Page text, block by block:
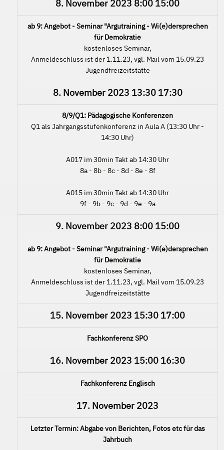
8. November 2023 8:00 15:00
ab 9: Angebot - Seminar "Argutraining - Wi(e)dersprechen
für Demokratie
kostenloses Seminar,
Anmeldeschluss ist der 1.11.23, vgl. Mail vom 15.09.23
Jugendfreizeitstätte
8. November 2023 13:30 17:30
8/9/Q1: Pädagogische Konferenzen
Q1 als Jahrgangsstufenkonferenz in Aula A (13:30 Uhr -
14:30 Uhr)
A017 im 30min Takt ab 14:30 Uhr
8a - 8b - 8c - 8d - 8e - 8f
A015 im 30min Takt ab 14:30 Uhr
9f - 9b - 9c - 9d - 9e - 9a
9. November 2023 8:00 15:00
ab 9: Angebot - Seminar "Argutraining - Wi(e)dersprechen
für Demokratie
kostenloses Seminar,
Anmeldeschluss ist der 1.11.23, vgl. Mail vom 15.09.23
Jugendfreizeitstätte
15. November 2023 15:30 17:00
Fachkonferenz SPO
16. November 2023 15:00 16:30
Fachkonferenz Englisch
17. November 2023
Letzter Termin: Abgabe von Berichten, Fotos etc für das
Jahrbuch